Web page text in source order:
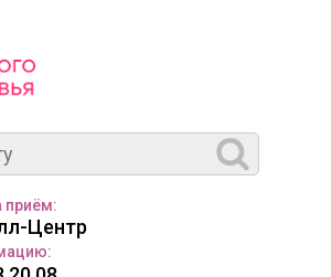
приём:
Центр